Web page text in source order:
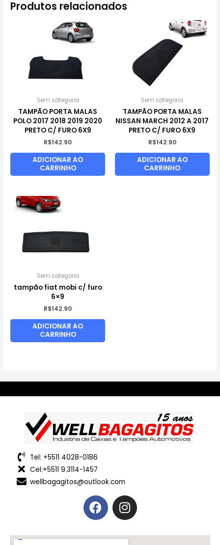
Produtos relacionados
Sem categoria
TAMPÃO PORTA MALAS
POLO 2017 2018 2019 2020
PRETO C/ FURO 6X9
R$142.90
ADICIONAR AO
CARRINHO
Sem categoria
TAMPÃO PORTA MALAS
NISSAN MARCH 2012 A 2017
PRETO C/ FURO 6X9
R$142.90
ADICIONAR AO
CARRINHO
Sem categoria
tampão fiat mobi c/ furo
6×9
R$142.90
ADICIONAR AO
CARRINHO
Tel: +5511 4028-0186
Cel:+5511 9.3114-1457
wellbagagitos@outlook.com